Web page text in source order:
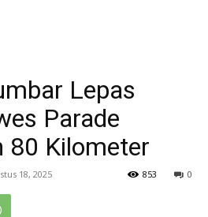
Lepas
Parade
80 Kilometer
18, 2025 0
853